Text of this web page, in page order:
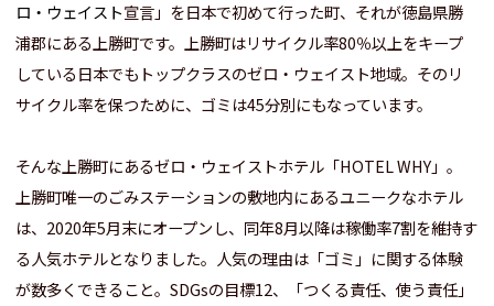
ロ・ウェイスト宣言」を日本で初めて行った町、それが徳島県勝
浦郡にある上勝町です。
上勝町はリサイクル率80％以上をキープ
している日本でもトップクラスのゼロ・ウェイスト地域。そのリ
サイクル率を保つために、ゴミは45分別にもなっています。
そんな上勝町にあるゼロ・ウェイストホテル「HOTEL WHY」。
上勝町唯一のごみステーションの敷地内にあるユニークなホテル
は、2020年5月末にオープンし、同年8月以降は稼働率7割を維持す
る人気ホテルとなりました。 人気の理由は「ゴミ」に関する体験
が数多くできること。SDGsの目標12、「つくる責任、使う責任」